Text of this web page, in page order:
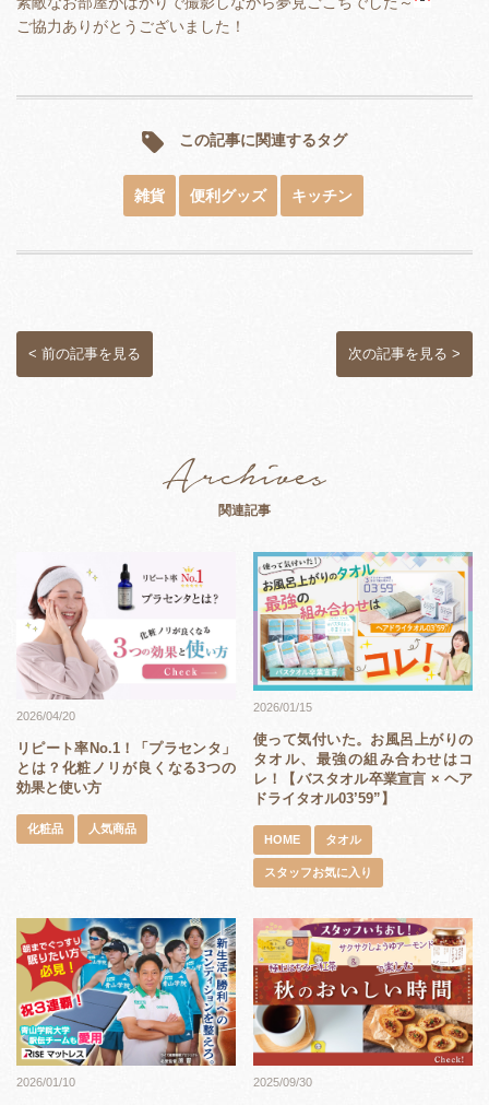
ご協力ありがとうございました！
この記事に関連するタグ
雑貨 便利グッズ キッチン
< 前の記事を見る 次の記事を見る >
関連記事
リピート率No.1！「プラセンタ」
とは？化粧ノリが良くなる3つの
効果と使い方
2026/04/20
化粧品 人気商品
使って気付いた。お風呂上がりの
タオル、最強の組み合わせはコ
レ！【バスタオル卒業宣言 × ヘア
ドライタオル03’59”】
2026/01/15
HOME タオル
スタッフお気に入り
2026/01/10 2025/09/30